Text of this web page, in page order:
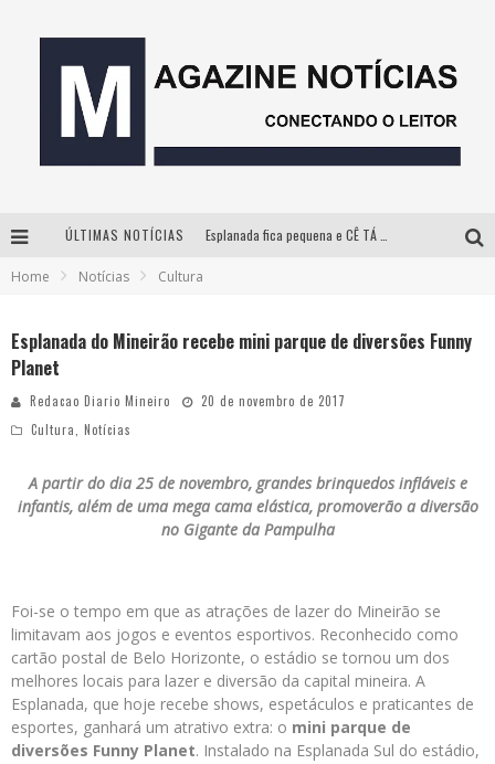
ÚLTIMAS NOTÍCIAS
Home Notícias Cultura
Esplanada do Mineirão recebe mini parque de diversões Funny
Planet
Redacao Diario Mineiro
20 de novembro de 2017
Cultura
Notícias
A partir do dia 25 de novembro, grandes brinquedos infláveis e
infantis, além de uma mega cama elástica, promoverão a diversão
no Gigante da Pampulha
Foi-se o tempo em que as atrações de lazer do Mineirão se
limitavam aos jogos e eventos esportivos. Reconhecido como
cartão postal de Belo Horizonte, o estádio se tornou um dos
melhores locais para lazer e diversão da capital mineira. A
Esplanada, que hoje recebe shows, espetáculos e praticantes de
esportes, ganhará um atrativo extra: o mini parque de
diversões Funny Planet. Instalado na Esplanada Sul do estádio,